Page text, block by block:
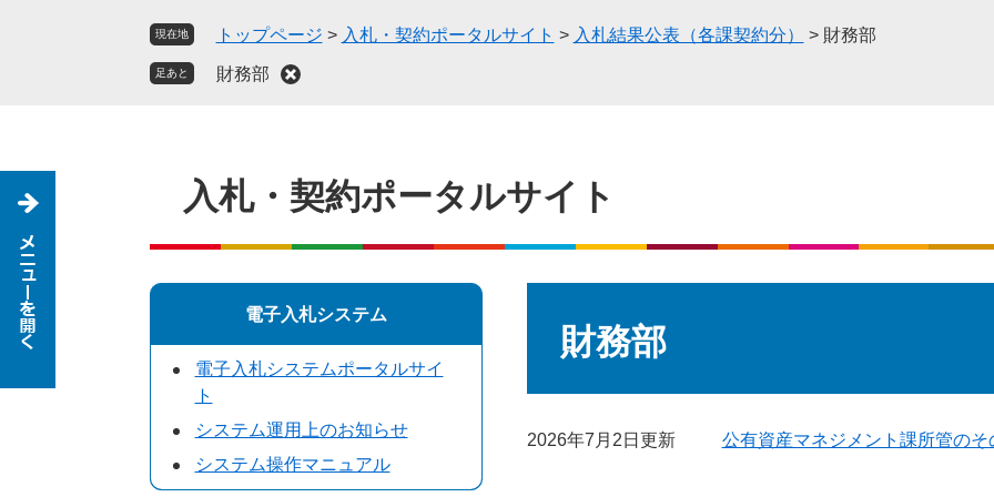
で
ば
現在地 トップページ > 入札・契約ポータルサイト > 入札結果公表（各課契約分） > 財務部
足あと 財務部
入札・契約ポータルサイト
財務部
2026年7月2日更新 公有資産マネジメント課所管のそ
電子入札システム
電子入札システムポータルサイ
ト
システム運用上のお知らせ
システム操作マニュアル